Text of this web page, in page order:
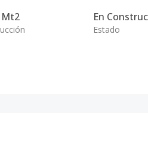
Mt2 En
Estado